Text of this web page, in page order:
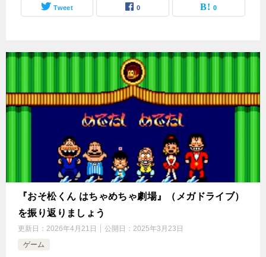
Tweet 0 0
『おそ松くん はちゃめちゃ劇場』（メガドライブ）
を振り返りましょう
更新日： 2026年4月21日 公開日： 2025年3月23日
ゲーム